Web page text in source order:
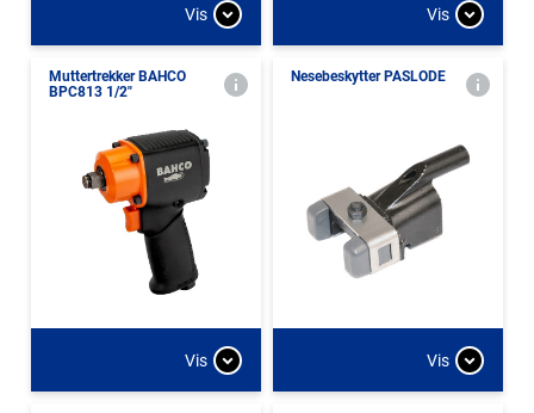
Vis Vis
Muttertrekker BAHCO
BPC813 1/2"
Vis
Nesebeskytter PASLODE
Vis